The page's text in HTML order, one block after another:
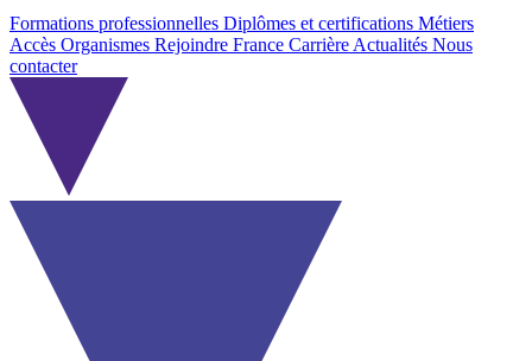
Formations professionnelles Diplômes et certifications Métiers
Accès Organismes Rejoindre France Carrière Actualités Nous
contacter